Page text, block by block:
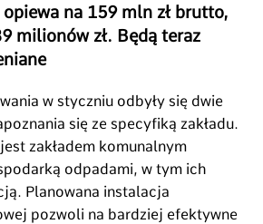
na 159 mln zł brutto,
milionów zł. Będą teraz
w styczniu odbyły się dwie
się ze specyfiką zakładu.
zakładem komunalnym
odpadami, w tym ich
Planowana instalacja
pozwoli na bardziej efektywne